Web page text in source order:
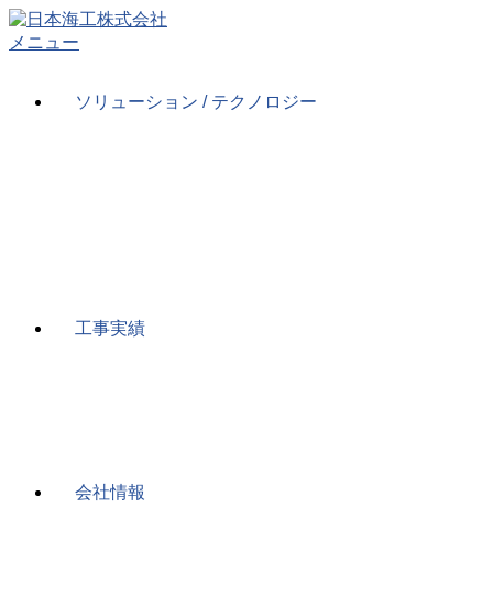
コ
ン
メニュー
ソリューション / テクノロジー
工事実績
会社情報